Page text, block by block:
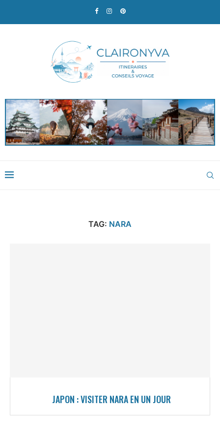
TAG: NARA
JAPON : VISITER NARA EN UN JOUR